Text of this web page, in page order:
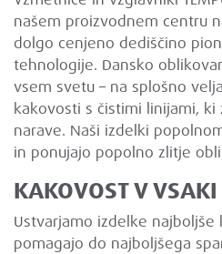
našem proizvodnem centru
dolgo cenjeno dediščino
tehnologije. Dansko
vsem svetu – na splošno
kakovosti s čistimi linijami,
narave. Naši izdelki
in ponujajo popolno zlitje
KAKOVOST V
Ustvarjamo izdelke najboljše
pomagajo do najboljšega